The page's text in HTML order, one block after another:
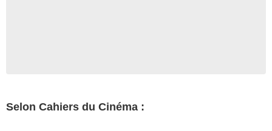
Selon Cahiers du Cinéma :